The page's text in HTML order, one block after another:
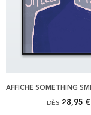
DÈS 28,95 €